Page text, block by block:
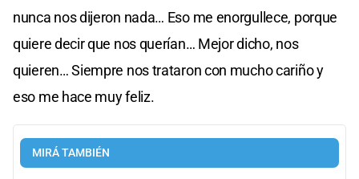
nunca nos dijeron nada… Eso me enorgullece, porque
quiere decir que nos querían… Mejor dicho, nos
quieren… Siempre nos trataron con mucho cariño y
eso me hace muy feliz.
MIRÁ TAMBIÉN